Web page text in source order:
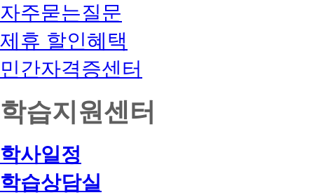
자주묻는질문
제휴 할인혜택
민간자격증센터
학습지원센터
학사일정
학습상담실